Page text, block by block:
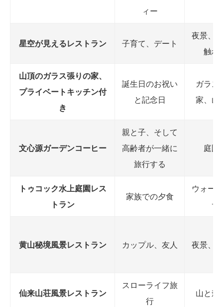
ィー
星空が見えるレストラン 子育て、デート
夜景、
触れ
山頂のガラス張りの家、
プライベートキッチン付
き
誕生日のお祝い
と記念日
ガラス
家、山
文心源ガーデンコーヒー
親と子、そして
高齢者が一緒に
旅行する
庭園
トゥコック水上庭園レス
トラン
家族での夕食
ウォー
デ
黄山秘境風景レストラン カップル、友人 夜景、
仙来山荘風景レストラン
スローライフ旅
行
山と森